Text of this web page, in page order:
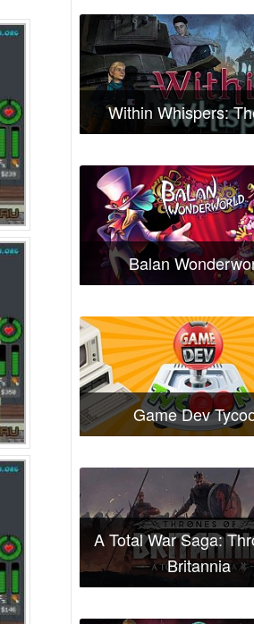
Within Whispers:
Balan
Game Dev
A Total War Saga:
Britannia